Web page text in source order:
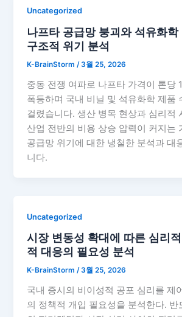
Uncategorized
나프타 공급망 붕괴와 석유화학
구조적 위기 분석
K-BrainStorm /3월 25, 2026
중동 전쟁 여파로 나프타 가격이 톤당
폭등하며 국내 비닐 및 석유화학 제품
걸렸습니다. 생산 병목 현상과 심리적
산업 전반의 비용 상승 압력이 커지는
공급망 위기에 대한 냉철한 분석과 대
니다.
Uncategorized
시장 변동성 확대에 따른 심리
적 대응의 필요성 분석
K-BrainStorm/3월 25, 2026
국내 증시의 비이성적 공포 심리를 제
의 정책적 개입 필요성을 분석한다. 반